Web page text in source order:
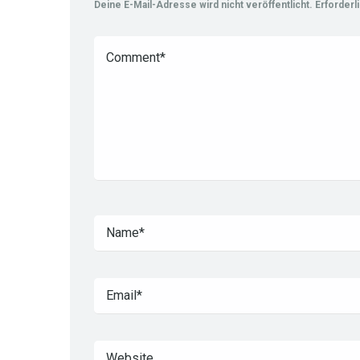
Deine E-Mail-Adresse wird nicht veröffentlicht.